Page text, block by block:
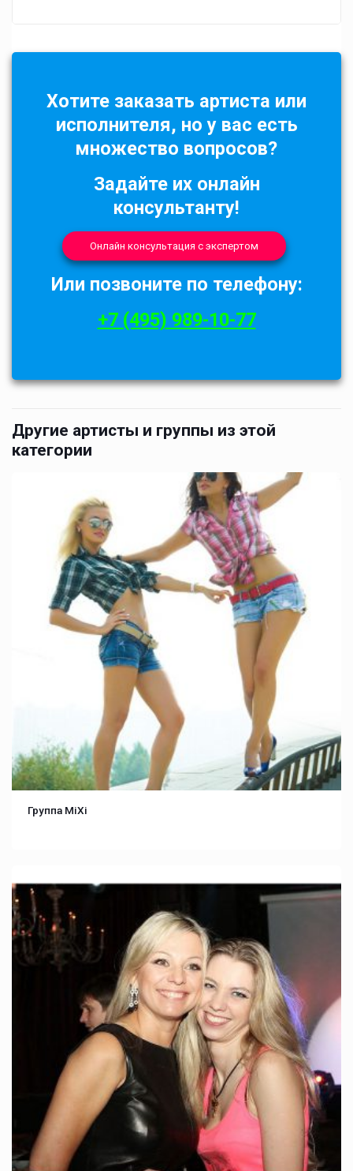
Хотите заказать артиста или
исполнителя, но у вас есть
множество вопросов?
Задайте их онлайн
консультанту!
Онлайн консультация с экспертом
Или позвоните по телефону:
+7 (495) 989-10-77
Другие артисты и группы из этой
категории
Группа MiXi